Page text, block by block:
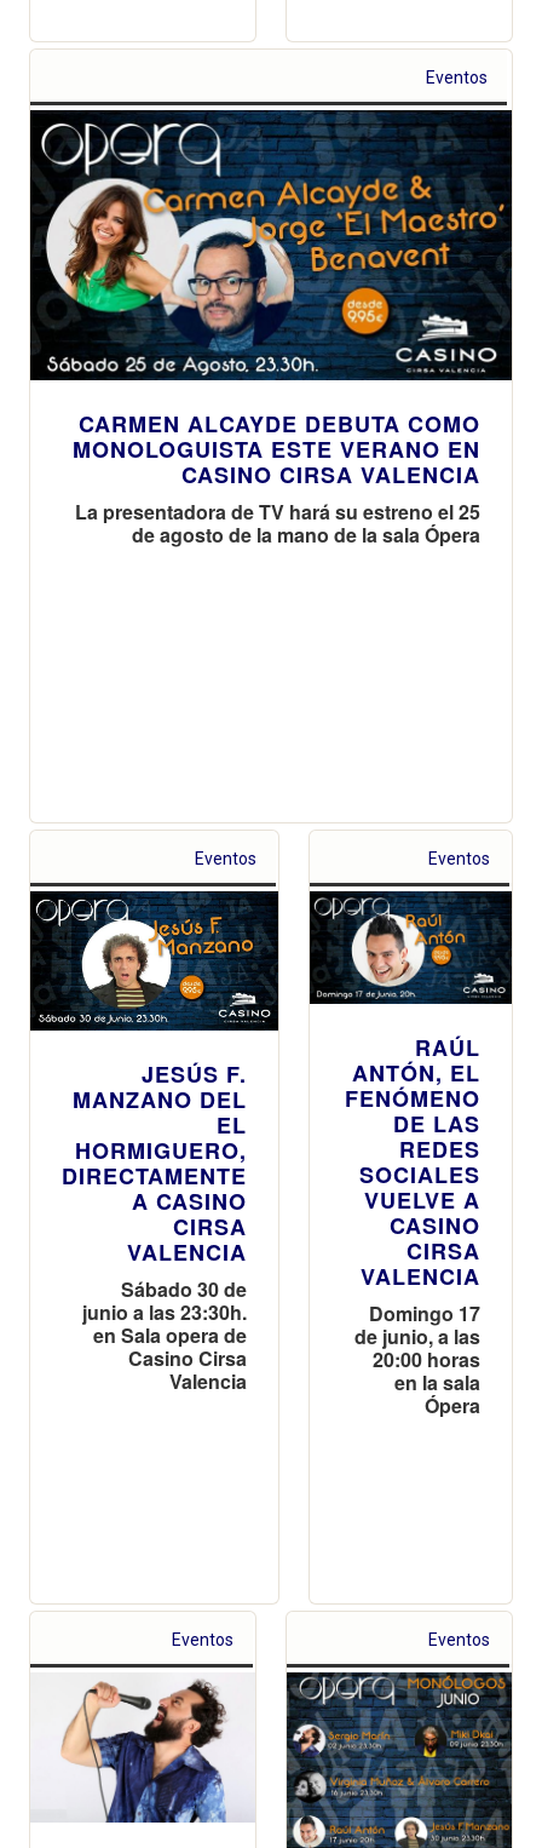
Eventos
CARMEN ALCAYDE DEBUTA COMO
MONOLOGUISTA ESTE VERANO EN
CASINO CIRSA VALENCIA
La presentadora de TV hará su estreno el 25
de agosto de la mano de la sala Ópera
Eventos
JESÚS F.
MANZANO DEL
EL
HORMIGUERO,
DIRECTAMENTE
A CASINO
CIRSA
VALENCIA
Sábado 30 de
junio a las 23:30h.
en Sala opera de
Casino Cirsa
Valencia
Eventos
RAÚL
ANTÓN, EL
FENÓMENO
DE LAS
REDES
SOCIALES
VUELVE A
CASINO
CIRSA
VALENCIA
Domingo 17
de junio, a las
20:00 horas
en la sala
Ópera
Eventos Eventos